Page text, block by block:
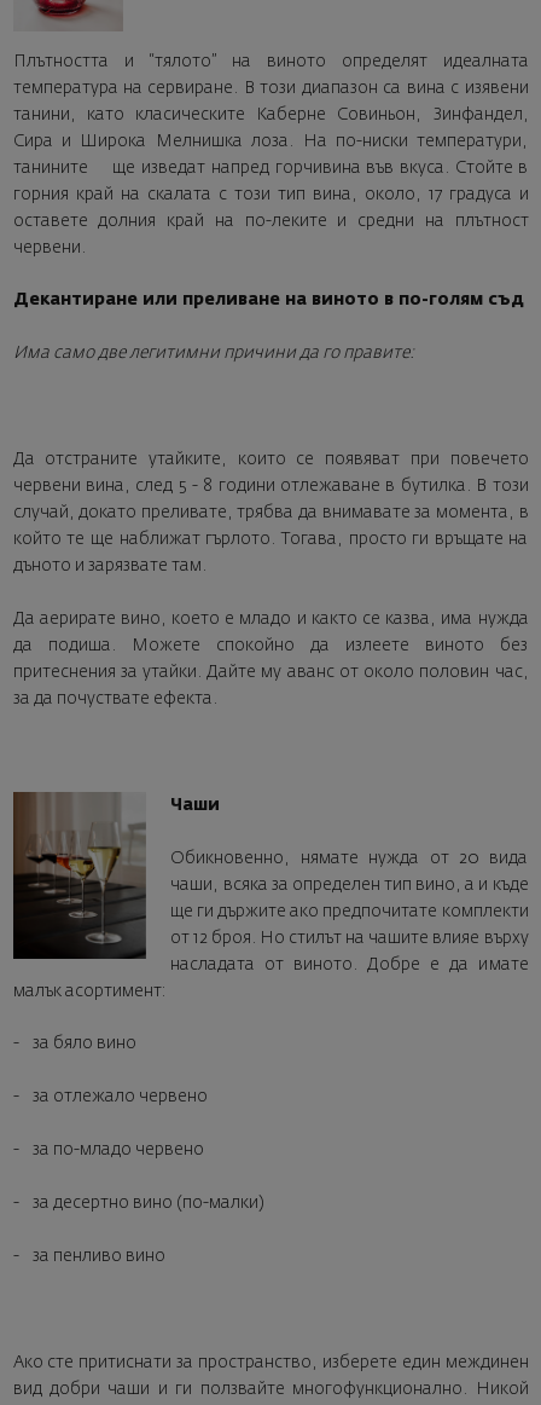
Плътността и “тялото” на виното определят идеалната
температура на сервиране. В този диапазон са вина с изявени
танини, като класическите Каберне Совиньон, Зинфандел,
Сира и Широка Мелнишка лоза. На по-ниски температури,
танините ще изведат напред горчивина във вкуса. Стойте в
горния край на скалата с този тип вина, около, 17 градуса и
оставете долния край на по-леките и средни на плътност
червени.
Декантиране или преливане на виното в по-голям съд
Има само две легитимни причини да го правите:
Да отстраните утайките, които се появяват при повечето
червени вина, след 5 - 8 години отлежаване в бутилка. В този
случай, докато преливате, трябва да внимавате за момента, в
който те ще наближат гърлото. Тогава, просто ги връщате на
дъното и зарязвате там.
Да аерирате вино, което е младо и както се казва, има нужда
да подиша. Можете спокойно да излеете виното без
притеснения за утайки. Дайте му аванс от около половин час,
за да почуствате ефекта.
Чаши
Обикновенно, нямате нужда от 20 вида
чаши, всяка за определен тип вино, а и къде
ще ги държите ако предпочитате комплекти
от 12 броя. Но стилът на чашите влияе върху
насладата от виното. Добре е да имате
малък асортимент:
- за бяло вино
- за отлежало червено
- за по-младо червено
- за десертно вино (по-малки)
- за пенливо вино
Ако сте притиснати за пространство, изберете един междинен
вид добри чаши и ги ползвайте многофункционално. Никой